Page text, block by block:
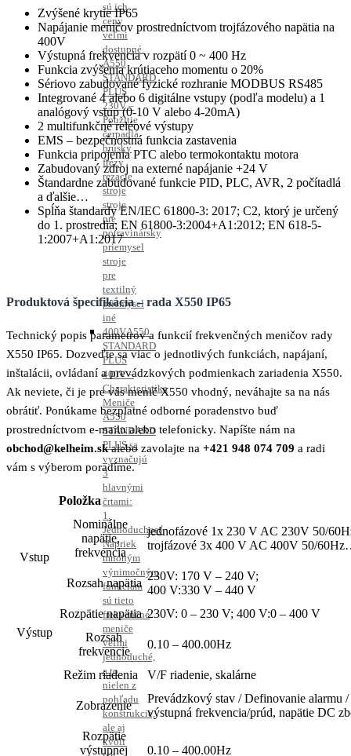
sú ich
ceny
veľmi
dostupné.
A550
STANDARD
PLUS
230V –
Použitie
čerpadlá
brúsky
frézy
rezacie
stroje
stroje
pre
potravinársky
priemysel
stroje
pre
textilný
priemysel
iné
400VA550
STANDARD
PLUS
400V –
Charakteristika
Meniče
A550
STANDARD
PLUS sa
vyznačujú
3
hlavnými
črtami:
1.
Jednoduchosť
Napriek
mnohým
výnimočným
funkciám
sú tieto
frekvenčné
meniče
veľmi
jednoduché,
a to
nielen z
pohľadu
konštrukcie,
ale aj
kvôli
Zvýšené krytie IP65
Napájanie meničov prostredníctvom trojfázového napätia na
400V
Výstupná frekvencia v rozpätí 0 ~ 400 Hz
Funkcia zvýšenia krútiaceho momentu o 20%
Sériovo zabudované fyzické rozhranie MODBUS RS485
Integrované 4 alebo 6 digitálne vstupy (podľa modelu) a 1
analógový vstup (0-10 V alebo 4-20mA)
2 multifunkčné reléové výstupy
EMS – bezpečnostná funkcia zastavenia
Funkcia pripojenia PTC alebo termokontaktu motora
Zabudovaný zdroj na externé napájanie +24 V
Štandardne zabudované funkcie PID, PLC, AVR, 2 počítadlá
a ďalšie…
Spĺňa štandardy EN/IEC 61800-3: 2017; C2, ktorý je určený
do 1. prostredia; EN 61800-3:2004+A1:2012; EN 618-5-
1:2007+A1:2017
Produktová špecifikácia – rada X550 IP65
Technický popis parametrov a funkcií frekvenčných meničov rady
X550 IP65. Dozveďte sa viac o jednotlivých funkciách, napájaní,
inštalácii, ovládaní a prevádzkových podmienkach zariadenia X550.
Ak neviete, či je pre vás menič X550 vhodný, neváhajte sa na nás
obrátiť. Ponúkame bezplatné odborné poradenstvo buď
prostredníctvom e-mailu alebo telefonicky. Napíšte nám na
obchod@kelheim.skalebo zavolajte na +421 948 074 709 a radi
vám s výberom poradíme.
Položka
Vstup
Nominálne
napätie,
frekvencia
jednofázové 1x 230 V AC 230V 50/
trojfázové 3x 400 V AC 400V 50/
Rozsah napätia
230V: 170 V – 240 V;
400 V:330 V – 440 V
Výstup
Rozpätie napätia 230V: 0 – 230 V; 400 V:0 – 400 V
Rozsah
frekvencie
0.10 – 400.00Hz
Režim riadenia V/F riadenie, skalárne
Zobrazenie
Prevádzkový stav / Definovanie alarmu
výstupná frekvencia/prúd, napätie DC
Rozpätie
výstupnej
0.10 – 400.00Hz